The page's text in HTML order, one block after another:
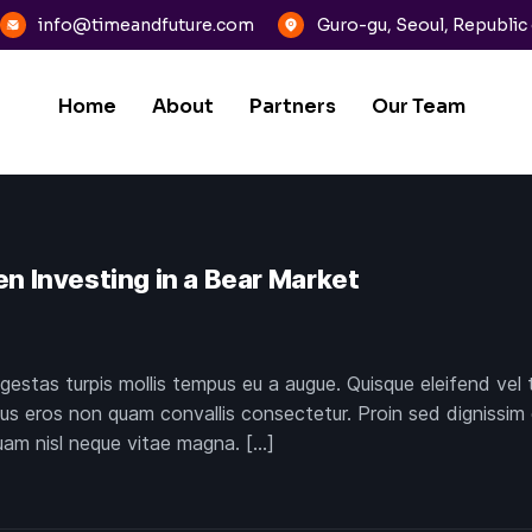
info@timeandfuture.com Guro-gu, Seoul,
Home About Partners Our Team
Investing in a Bear Market
turpis mollis tempus eu a augue. Quisque eleifend
eros non quam convallis consectetur. Proin sed
nisl neque vitae magna. […]